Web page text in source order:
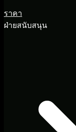
ราคา
ฝ่ายสนับสนุน